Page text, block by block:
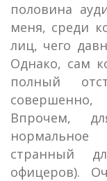
половина
меня, среди
лиц, чего
Однако, сам
полный
Впрочем,
странный
офицеров).